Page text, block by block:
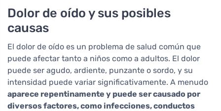
Dolor de oído y sus posibles
causas
El dolor de oído es un problema de salud común que
puede afectar tanto a niños como a adultos. El dolor
puede ser agudo, ardiente, punzante o sordo, y su
intensidad puede variar significativamente. A menudo
aparece repentinamente y puede ser causado por
diversos factores, como infecciones, conductos